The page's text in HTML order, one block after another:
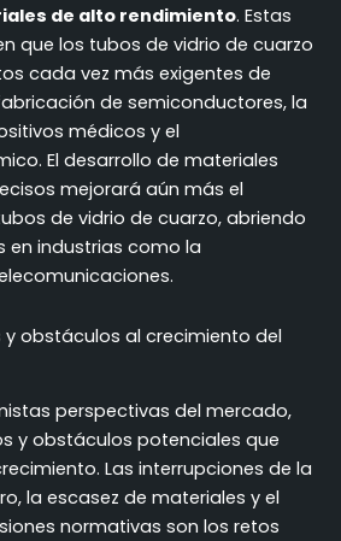
de alto rendimiento. Estas
que los tubos de vidrio de cuarzo
cada vez más exigentes de
de semiconductores, la
médicos y el
El desarrollo de materiales
mejorará aún más el
de vidrio de cuarzo, abriendo
en industrias como la
y obstáculos al crecimiento del
perspectivas del mercado,
y obstáculos potenciales que
Las interrupciones de la
la escasez de materiales y el
normativas son los retos